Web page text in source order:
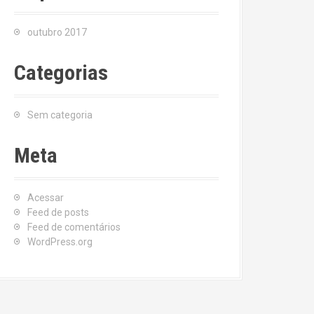
outubro 2017
Categorias
Sem categoria
Meta
Acessar
Feed de posts
Feed de comentários
WordPress.org